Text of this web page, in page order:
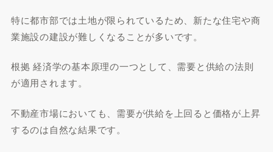
特に都市部では土地が限られているため、新たな住宅や商
業施設の建設が難しくなることが多いです。
根拠 経済学の基本原理の一つとして、需要と供給の法則
が適用されます。
不動産市場においても、需要が供給を上回ると価格が上昇
するのは自然な結果です。